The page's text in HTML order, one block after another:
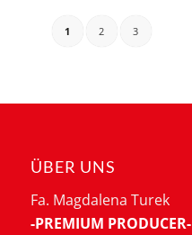
1 2 3
ÜBER UNS
Fa. Magdalena Turek
-PREMIUM PRODUCER-